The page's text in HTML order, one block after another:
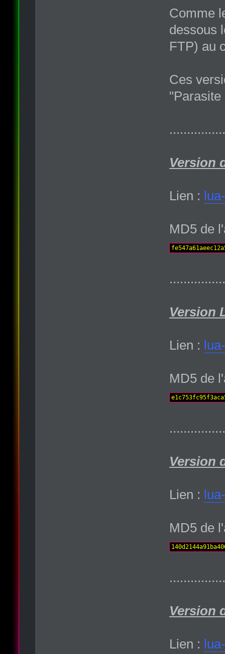
Comme
dessous
FTP) au
Ces
"Parasite
Version
Lien :
MD5 de
Version
Lien :
MD5 de
Version
Lien :
MD5 de
Version
Lien :